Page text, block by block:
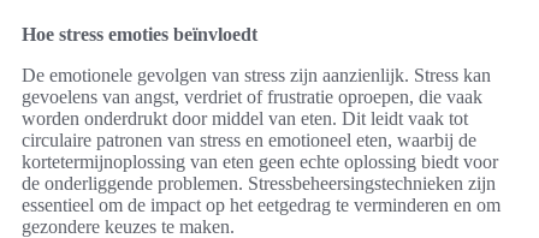
Hoe stress emoties beïnvloedt
De emotionele gevolgen van stress zijn aanzienlijk. Stress kan
gevoelens van angst, verdriet of frustratie oproepen, die vaak
worden onderdrukt door middel van eten. Dit leidt vaak tot
circulaire patronen van stress en emotioneel eten, waarbij de
kortetermijnoplossing van eten geen echte oplossing biedt voor
de onderliggende problemen. Stressbeheersingstechnieken zijn
essentieel om de impact op het eetgedrag te verminderen en om
gezondere keuzes te maken.